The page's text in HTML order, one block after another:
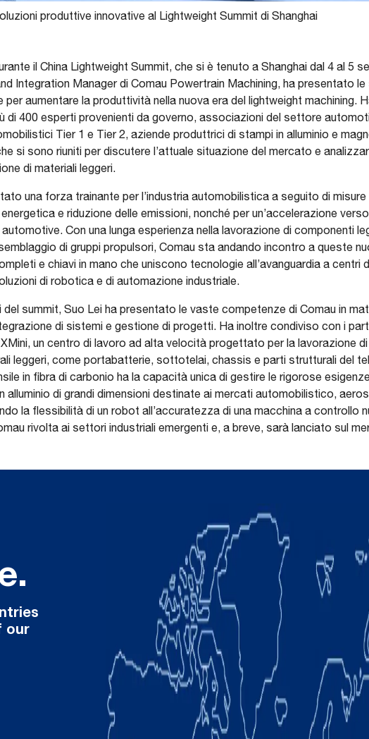
produttive innovative al Lightweight Summit di Shanghai
il China Lightweight Summit, che si è tenuto a Shanghai dal 4 al 5
Integration Manager di Comau Powertrain Machining, ha presentato le
aumentare la produttività nella nuova era del lightweight machining.
di 400 esperti provenienti da governo, associazioni del settore
Tier 1 e Tier 2, aziende produttrici di stampi in alluminio e
si sono riuniti per discutere l’attuale situazione del mercato e
di materiali leggeri.
una forza trainante per l’industria automobilistica a seguito di misure
e riduzione delle emissioni, nonché per un’accelerazione verso
Con una lunga esperienza nella lavorazione di componenti
di gruppi propulsori, Comau sta andando incontro a queste
e chiavi in mano che uniscono tecnologie all’avanguardia a centri
di robotica e di automazione industriale.
summit, Suo Lei ha presentato le vaste competenze di Comau in
di sistemi e gestione di progetti. Ha inoltre condiviso con i
un centro di lavoro ad alta velocità progettato per la lavorazione di
leggeri, come portabatterie, sottotelai, chassis e parti strutturali del
in fibra di carbonio ha la capacità unica di gestire le rigorose
alluminio di grandi dimensioni destinate ai mercati automobilistico,
la flessibilità di un robot all’accuratezza di una macchina a controllo
rivolta ai settori industriali emergenti e, a breve, sarà lanciato sul
our